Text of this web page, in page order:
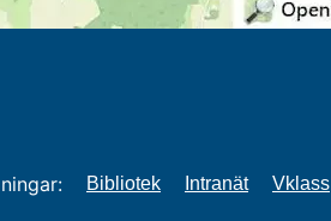
Bibliotek Intranät Vklass